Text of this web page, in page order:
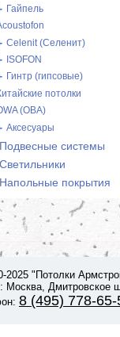
Гайпель
Celenit (Селенит)
ISOFON
Гинтр (гипсовые)
потолки
(ОВА)
Аксесуары
Подвесные системы
Светильники
Напольные покрытия
2025 "Потолки
Москва, Дмитровское
8 (495) 778-65-